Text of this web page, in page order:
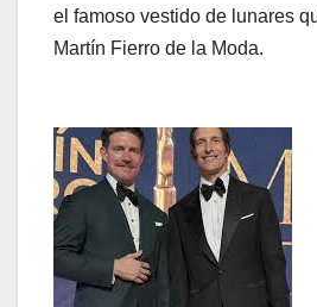
el famoso vestido de lunares
Martín Fierro de la Moda.